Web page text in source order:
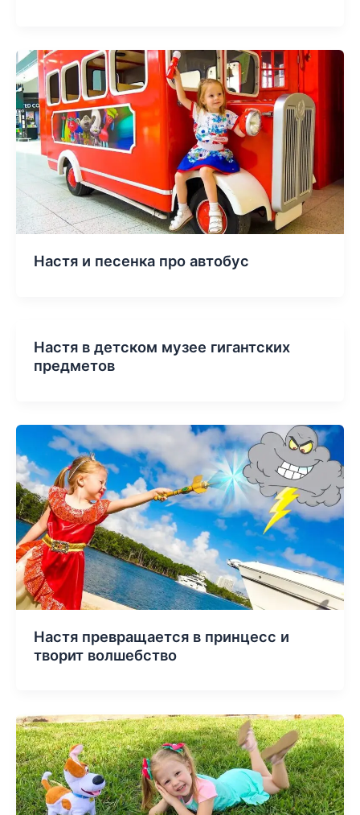
Настя и песенка про автобус
Настя в детском музее гигантских
предметов
Настя превращается в принцесс и
творит волшебство